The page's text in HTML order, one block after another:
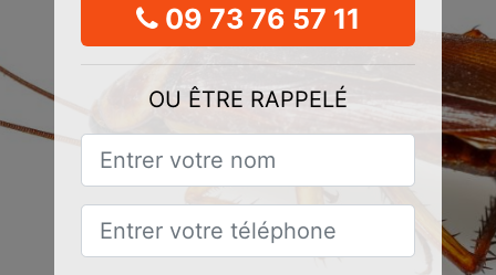
09 73 76 57 11
OU ÊTRE RAPPELÉ